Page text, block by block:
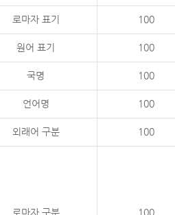
로마자 표기 100
원어 표기 100
국명 100
언어명 100
외래어 구분 100
로마자 구분 100